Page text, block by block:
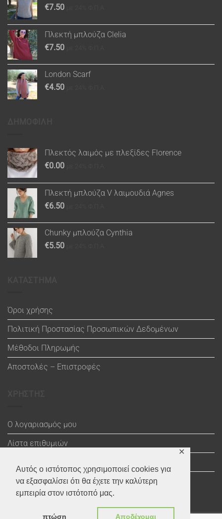
Αυτός ο ιστότοπος χρησιμοποιεί cookies για
να εξασφαλίσει ότι θα έχετε την καλύτερη
εμπειρία στον ιστότοπό μας.
πτώση Αποδέχομαι
✕
€7.50
Πλεκτή μπλούζα Clelia
€7.50
London Scarf
€4.50
Πλεκτός λαιμός με πλεξίδες Florence
€0.00
Πλεκτή μπλούζα V λαιμουδιά Agnes
€6.50
Chunky μπλούζα Cynthia
€5.50
Όροι χρήσης
Πολιτική Προστασίας Προσωπικών Δεδομένων
Μέθοδοι Πληρωμής
Αποστολές – Επιστροφές
Ο λογαριασμός μου
Λίστα επιθυμιών
Ολοκλήρωση αγοράς